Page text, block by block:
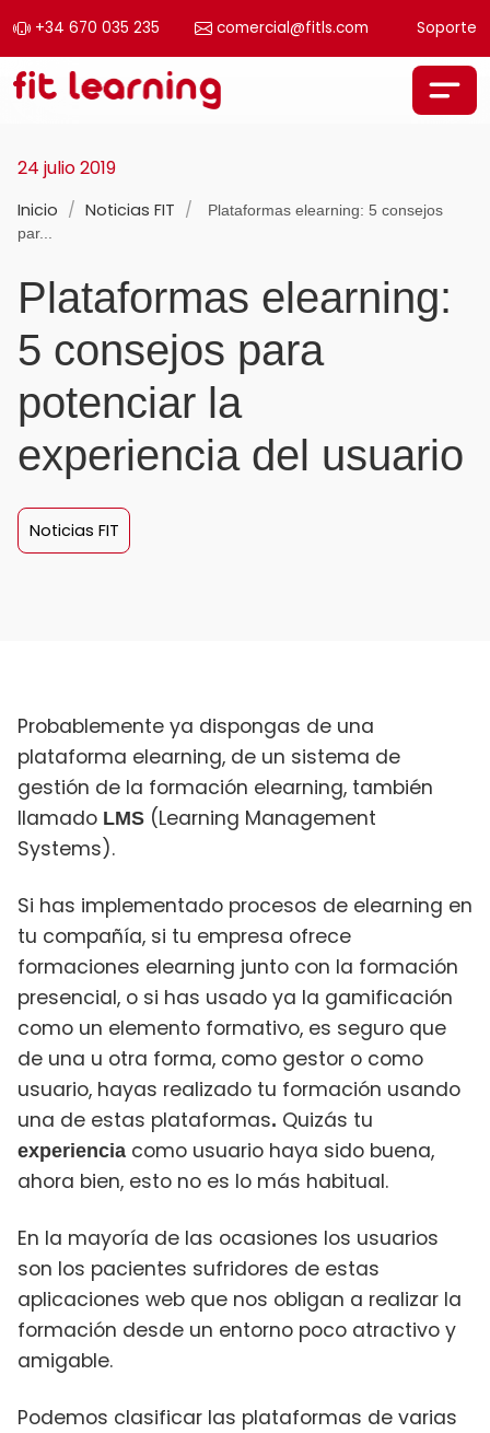
+34 670 035 235 comercial@fitls.com Soporte
Saltar al contenido
Navegación principal
24 julio 2019
Inicio / Noticias FIT /
Plataformas elearning: 5 consejos
par...
Plataformas elearning:
5 consejos para
potenciar la
experiencia del usuario
Noticias FIT
Probablemente ya dispongas de una
plataforma elearning, de un sistema de
gestión de la formación elearning, también
llamado LMS (Learning Management
Systems).
Si has implementado procesos de elearning en
tu compañía, si tu empresa ofrece
formaciones elearning junto con la formación
presencial, o si has usado ya la gamificación
como un elemento formativo, es seguro que
de una u otra forma, como gestor o como
usuario, hayas realizado tu formación usando
una de estas plataformas. Quizás tu
experiencia como usuario haya sido buena,
ahora bien, esto no es lo más habitual.
En la mayoría de las ocasiones los usuarios
son los pacientes sufridores de estas
aplicaciones web que nos obligan a realizar la
formación desde un entorno poco atractivo y
amigable.
Podemos clasificar las plataformas de varias